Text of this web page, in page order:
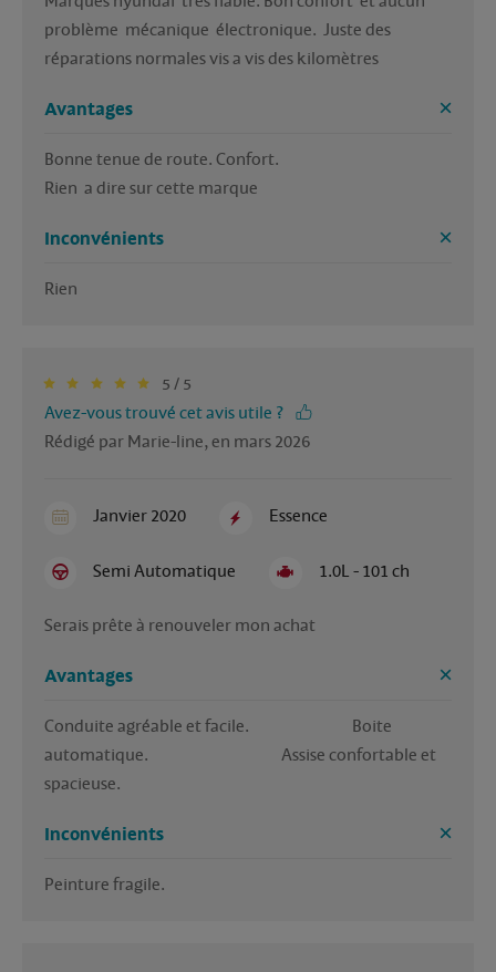
problème  mécanique  électronique.  Juste des
réparations normales vis a vis des kilomètres
Avantages
Bonne tenue de route. Confort.
Rien  a dire sur cette marque
Inconvénients
Rien
5 / 5
Avez-vous trouvé cet avis utile ?
Rédigé par Marie-line, en mars 2026
Janvier 2020 Essence
Semi Automatique 1.0L - 101 ch
Serais prête à renouveler mon achat
Avantages
Conduite agréable et facile.                               Boite
automatique.                                        Assise confortable et
spacieuse.
Inconvénients
Peinture fragile.